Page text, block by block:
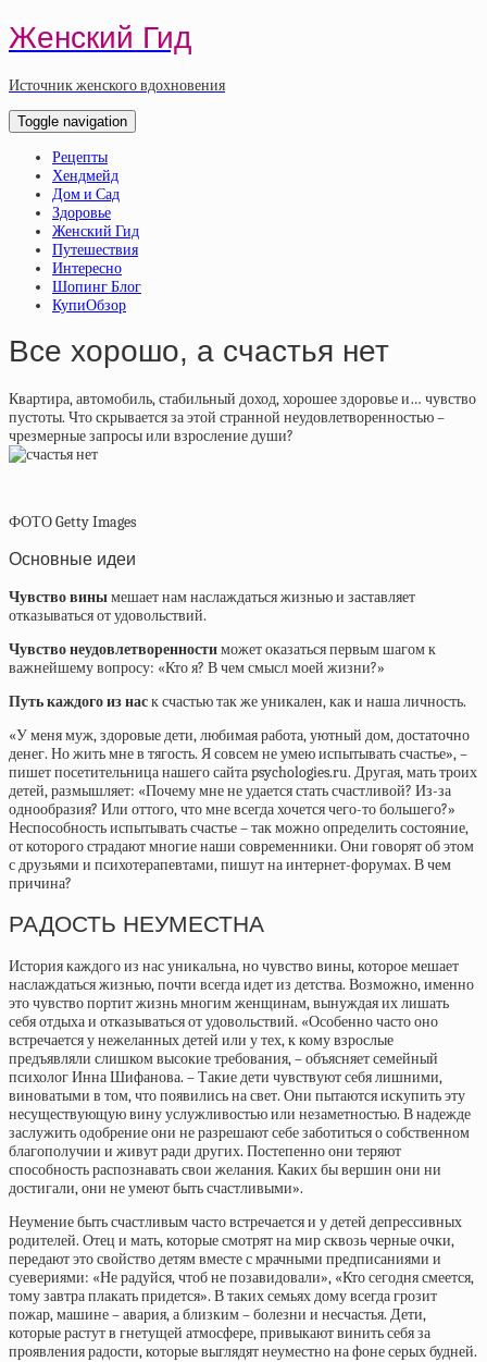
Женский Гид
Источник женского вдохновения
Toggle navigation
Рецепты
Хендмейд
Дом и Сад
Здоровье
Женский Гид
Путешествия
Интересно
Шопинг Блог
КупиОбзор
Все хорошо, а счастья нет
Квартира, автомобиль, стабильный доход, хорошее здоровье и… чувство
пустоты. Что скрывается за этой странной неудовлетворенностью –
чрезмерные запросы или взросление души?
ФОТОGetty Images
Основные идеи
Чувство винымешает нам наслаждаться жизнью и заставляет
отказываться от удовольствий.
Чувство неудовлетворенностиможет оказаться первым шагом к
важнейшему вопросу: «Кто я? В чем смысл моей жизни?»
Путь каждого из наск счастью так же уникален, как и наша личность.
«У меня муж, здоровые дети, любимая работа, уютный дом, достаточно
денег. Но жить мне в тягость. Я совсем не умею испытывать счастье», –
пишет посетительница нашего сайта psychologies.ru. Другая, мать троих
детей, размышляет: «Почему мне не удается стать счастливой? Из-за
однообразия? Или оттого, что мне всегда хочется чего-то большего?»
Неспособность испытывать счастье – так можно определить состояние,
от которого страдают многие наши современники. Они говорят об этом
с друзьями и психотерапевтами, пишут на интернет-форумах. В чем
причина?
РАДОСТЬ НЕУМЕСТНА
История каждого из нас уникальна, но чувство вины, которое мешает
наслаждаться жизнью, почти всегда идет из детства. Возможно, именно
это чувство портит жизнь многим женщинам, вынуждая их лишать
себя отдыха и отказываться от удовольствий. «Особенно часто оно
встречается у нежеланных детей или у тех, к кому взрослые
предъявляли слишком высокие требования, – объясняет семейный
психолог Инна Шифанова. – Такие дети чувствуют себя лишними,
виноватыми в том, что появились на свет. Они пытаются искупить эту
несуществующую вину услужливостью или незаметностью. В надежде
заслужить одобрение они не разрешают себе заботиться о собственном
благополучии и живут ради других. Постепенно они теряют
способность распознавать свои желания. Каких бы вершин они ни
достигали, они не умеют быть счастливыми».
Неумение быть счастливым часто встречается и у детей депрессивных
родителей. Отец и мать, которые смотрят на мир сквозь черные очки,
передают это свойство детям вместе с мрачными предписаниями и
суевериями: «Не радуйся, чтоб не позавидовали», «Кто сегодня смеется,
тому завтра плакать придется». В таких семьях дому всегда грозит
пожар, машине – авария, а близким – болезни и несчастья. Дети,
которые растут в гнетущей атмосфере, привыкают винить себя за
проявления радости, которые выглядят неуместно на фоне серых будней.